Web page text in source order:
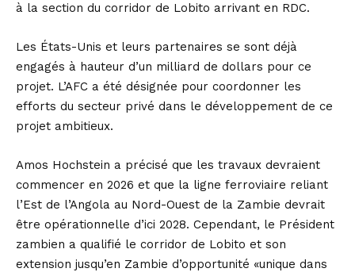
à la section du corridor de Lobito arrivant en RDC.
Les États-Unis et leurs partenaires se sont déjà
engagés à hauteur d’un milliard de dollars pour ce
projet. L’AFC a été désignée pour coordonner les
efforts du secteur privé dans le développement de ce
projet ambitieux.
Amos Hochstein a précisé que les travaux devraient
commencer en 2026 et que la ligne ferroviaire reliant
l’Est de l’Angola au Nord-Ouest de la Zambie devrait
être opérationnelle d’ici 2028. Cependant, le Président
zambien a qualifié le corridor de Lobito et son
extension jusqu’en Zambie d’opportunité «unique dans